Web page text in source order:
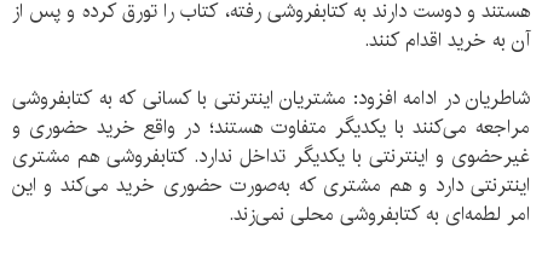
هستند و دوست دارند به کتابفروشی رفته، کتاب را تورق کرده و پس از
آن به خرید اقدام ‌کنند.
شاطریان در ادامه افزود: مشتریان اینترنتی با کسانی که به کتابفروشی
مراجعه می‌کنند با یکدیگر متفاوت هستند؛ در واقع خرید حضوری و
غیرحضوی و اینترنتی با یکدیگر تداخل ندارد. کتابفروشی هم مشتری
اینترنتی دارد و هم مشتری که به‌صورت حضوری خرید می‌کند و این
امر لطمه‌ای به کتابفروشی محلی نمی‌زند.